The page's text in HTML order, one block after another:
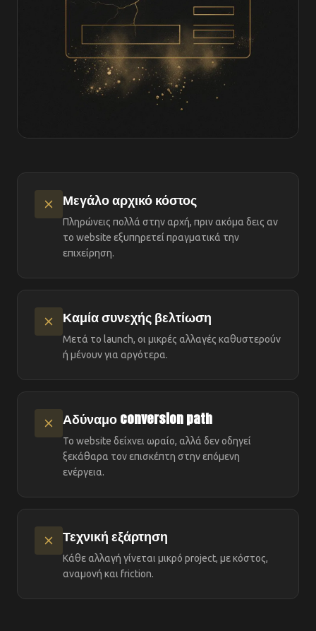
Μεγάλο αρχικό κόστος
Πληρώνεις πολλά στην αρχή, πριν ακόμα δεις αν
το website εξυπηρετεί πραγματικά την
επιχείρηση.
Καμία συνεχής βελτίωση
Μετά το launch, οι μικρές αλλαγές καθυστερούν
ή μένουν για αργότερα.
Αδύναμο conversion path
Το website δείχνει ωραίο, αλλά δεν οδηγεί
ξεκάθαρα τον επισκέπτη στην επόμενη
ενέργεια.
Τεχνική εξάρτηση
Κάθε αλλαγή γίνεται μικρό project, με κόστος,
αναμονή και friction.